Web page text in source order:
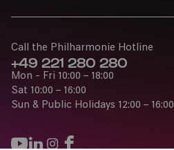
Call the Philharmonie Hotline
+49 221 280 280
Mon - Fri 10:00 – 18:00
Sat 10:00 – 16:00
Sun & Public Holidays 12:00 – 16:00